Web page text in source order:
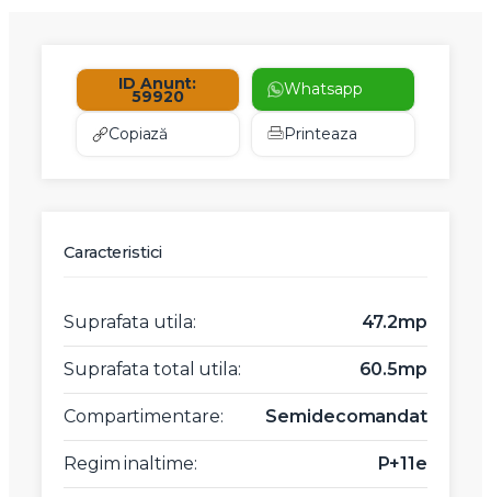
ID Anunt:
59920 Whatsapp
Copiază Printeaza
Caracteristici
Suprafata utila: 47.2mp
Suprafata total utila: 60.5mp
Compartimentare: Semidecomandat
Regim inaltime: P+11e